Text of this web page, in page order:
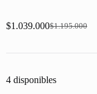
$1.195.000
Original
was:
$1.039.000Current
is:
4 disponibles